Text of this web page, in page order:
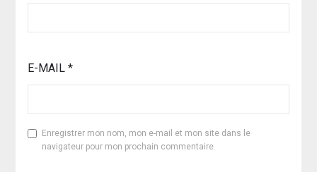
E-MAIL *
Enregistrer mon nom, mon e-mail et mon site dans le
navigateur pour mon prochain commentaire.